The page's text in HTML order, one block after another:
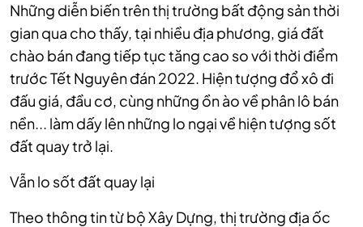
Những diễn biến trên thị trường bất động sản thời
gian qua cho thấy, tại nhiều địa phương, giá đất
chào bán đang tiếp tục tăng cao so với thời điểm
trước Tết Nguyên đán 2022. Hiện tượng đổ xô đi
đấu giá, đầu cơ, cùng những ồn ào về phân lô bán
nền... làm dấy lên những lo ngại về hiện tượng sốt
đất quay trở lại.
Vẫn lo sốt đất quay lại
Theo thông tin từ bộ Xây Dựng, thị trường địa ốc